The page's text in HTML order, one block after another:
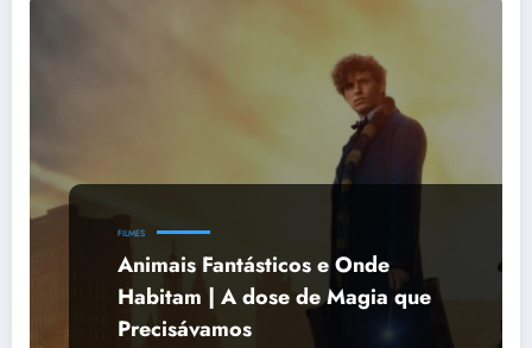
FILMES
Animais Fantásticos e Onde
Habitam | A dose de Magia que
Precisávamos